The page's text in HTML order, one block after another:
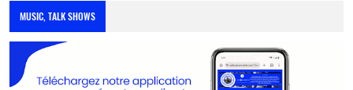
MUSIC, TALK SHOWS